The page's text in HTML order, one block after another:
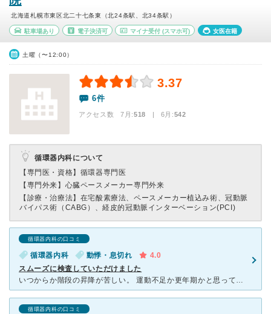
北海道札幌市東区北二十七条東（北24条駅、北34条駅）
駐車場あり 電子決済可 マイナ受付 (スマホ可) 女医在籍
土曜（〜12:00）
3.37
6件
アクセス数 7月:518 | 6月:542
循環器内科について
【専門医・資格】 循環器専門医
【専門外来】 心臓ペースメーカー専門外来
【診療・治療法】 在宅酸素療法、ペースメーカー植込み術、冠動脈
バイパス術（CABG）、経皮的冠動脈インターベーション(PCI)
循環器内科の口コミ
循環器内科 動悸・息切れ
4.0
スムーズに検査していただけました
いつからか階段の昇降が苦しい。 運動不足か更年期かと思っていたけど、上りきれなくなってしまいました。 そして平地でも一休みしなければ歩けないようになり受診しました。 初めての受診でしたが看護師さ
循環器内科の口コミ